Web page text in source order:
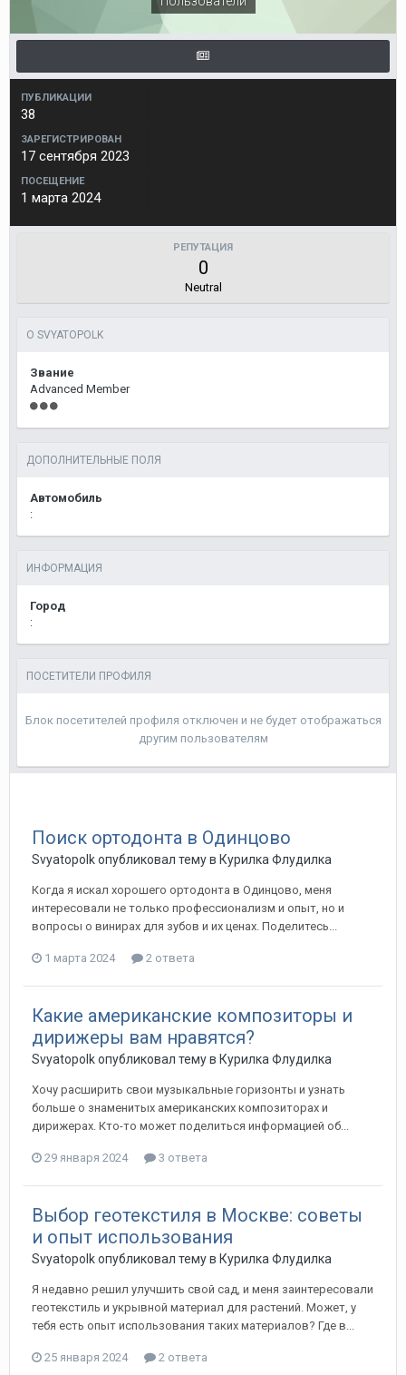
ПУБЛИКАЦИИ
38
ЗАРЕГИСТРИРОВАН
17 сентября 2023
ПОСЕЩЕНИЕ
1 марта 2024
РЕПУТАЦИЯ
0
Neutral
О SVYATOPOLK
Звание
Advanced Member
ДОПОЛНИТЕЛЬНЫЕ ПОЛЯ
Автомобиль
:
ИНФОРМАЦИЯ
Город
:
ПОСЕТИТЕЛИ ПРОФИЛЯ
Блок посетителей профиля отключен и не будет отображаться
другим пользователям
Поиск ортодонта в Одинцово
Svyatopolkопубликовал тему в Курилка Флудилка
Когда я искал хорошего ортодонта в Одинцово, меня
интересовали не только профессионализм и опыт, но и
вопросы о винирах для зубов и их ценах. Поделитесь...
1 марта 2024 2 ответа
Какие американские композиторы и
дирижеры вам нравятся?
Svyatopolkопубликовал тему в Курилка Флудилка
Хочу расширить свои музыкальные горизонты и узнать
больше о знаменитых американских композиторах и
дирижерах. Кто-то может поделиться информацией об...
29 января 2024 3 ответа
Выбор геотекстиля в Москве: советы
и опыт использования
Svyatopolkопубликовал тему в Курилка Флудилка
Я недавно решил улучшить свой сад, и меня заинтересовали
геотекстиль и укрывной материал для растений. Может, у
тебя есть опыт использования таких материалов? Где в...
25 января 2024 2 ответа